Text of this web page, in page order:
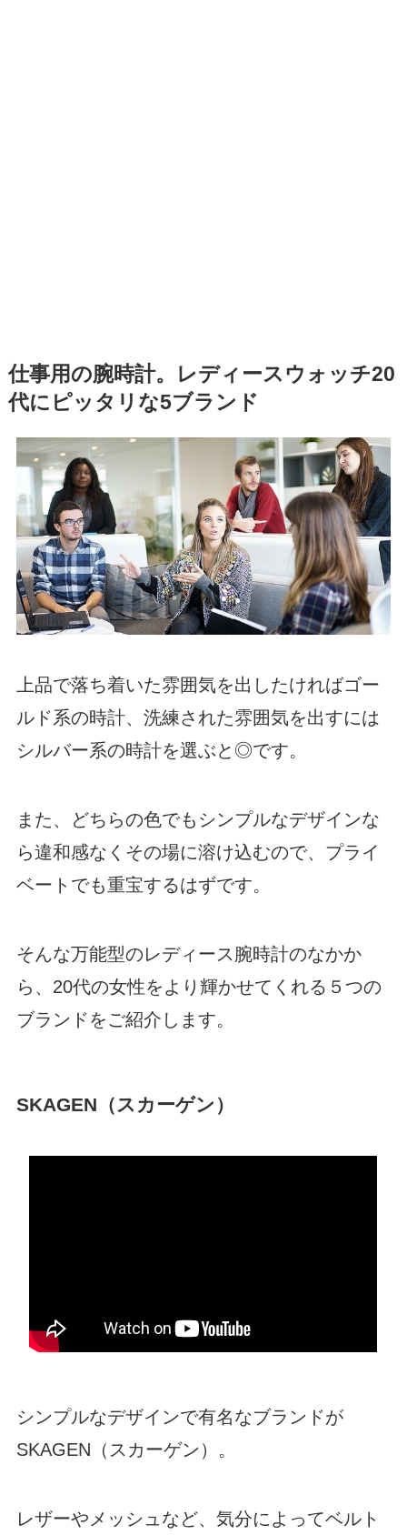
仕事用の腕時計。レディースウォッチ20
代にピッタリな5ブランド
上品で落ち着いた雰囲気を出したければゴー
ルド系の時計、洗練された雰囲気を出すには
シルバー系の時計を選ぶと◎です。
また、どちらの色でもシンプルなデザインな
ら違和感なくその場に溶け込むので、プライ
ベートでも重宝するはずです。
そんな万能型のレディース腕時計のなかか
ら、20代の女性をより輝かせてくれる５つの
ブランドをご紹介します。
SKAGEN（スカーゲン）
シンプルなデザインで有名なブランドが
SKAGEN（スカーゲン）。
レザーやメッシュなど、気分によってベルト